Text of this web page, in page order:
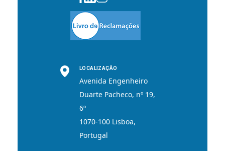
LOCALIZAÇÃO
Avenida Engenheiro
Duarte Pacheco, nº 19,
6º
1070-100 Lisboa,
Portugal